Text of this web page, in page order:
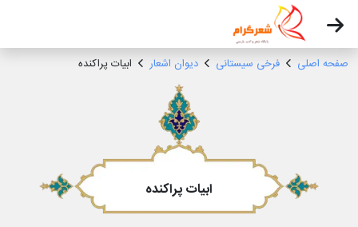
صفحه اصلی فرخی سیستانی دیوان اشعار ابیات پراکنده
ابیات پراکنده